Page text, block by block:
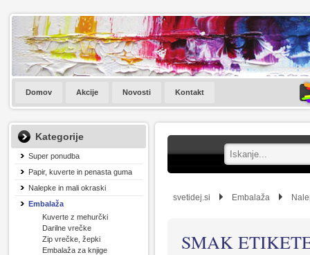
Domov Akcije Novosti Kontakt
Kategorije
Super ponudba
Papir, kuverte in penasta guma
Nalepke in mali okraski
Embalaža
Kuverte z mehurčki
Darilne vrečke
Zip vrečke, žepki
Embalaža za knjige
svetidej.si Embalaža
SMAK